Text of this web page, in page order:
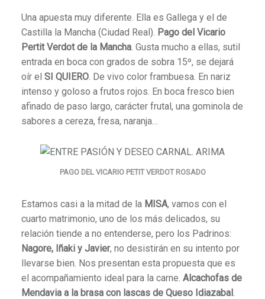
Una apuesta muy diferente. Ella es Gallega y el de
Castilla la Mancha (Ciudad Real). Pago del Vicario
Pertit Verdot de la Mancha. Gusta mucho a ellas, sutil
entrada en boca con grados de sobra 15º, se dejará
oír el SI QUIERO. De vivo color frambuesa. En nariz
intenso y goloso a frutos rojos. En boca fresco bien
afinado de paso largo, carácter frutal, una gominola de
sabores a cereza, fresa, naranja…
PAGO DEL VICARIO PETIT VERDOT ROSADO
Estamos casi a la mitad de la MISA, vamos con el
cuarto matrimonio, uno de los más delicados, su
relación tiende a no entenderse, pero los Padrinos:
Nagore, Iñaki y Javier, no desistirán en su intento por
llevarse bien. Nos presentan esta propuesta que es
el acompañamiento ideal para la carne. Alcachofas de
Mendavia a la brasa con lascas de Queso Idiazabal.